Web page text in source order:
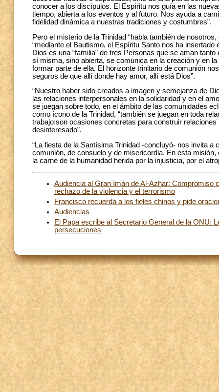
conocer a los discípulos. El Espíritu nos guía en las
tiempo, abierta a los eventos y al futuro. Nos ayuda a
fidelidad dinámica a nuestras tradiciones y costumbres”.
Pero el misterio de la Trinidad “habla también de
“mediante el Bautismo, el Espíritu Santo nos ha
Dios es una “familia” de tres Personas que se aman
sí misma, sino abierta, se comunica en la creación y en
formar parte de ella. El horizonte trinitario de comunión
seguros de que allí donde hay amor, allí está Dios”.
“Nuestro haber sido creados a imagen y semejanza de
las relaciones interpersonales en la solidaridad y en el
se juegan sobre todo, en el ámbito de las comunidades
como ícono de la Trinidad, “también se juegan en toda
trabajo:son ocasiones concretas para construir
desinteresado”.
“La fiesta de la Santísima Trinidad -concluyó- nos invita
comunión, de consuelo y de misericordia. En esta
la carne de la humanidad herida por la injusticia, por el
Audiencia al Gran Imán de Al-Azhar: Compromiso
rechazo de la violencia y el terrorismo
Francisco recuerda a los fieles chinos y pide
Audiencias
El Papa escribe al Secretario General de la ONU:
persecuciones